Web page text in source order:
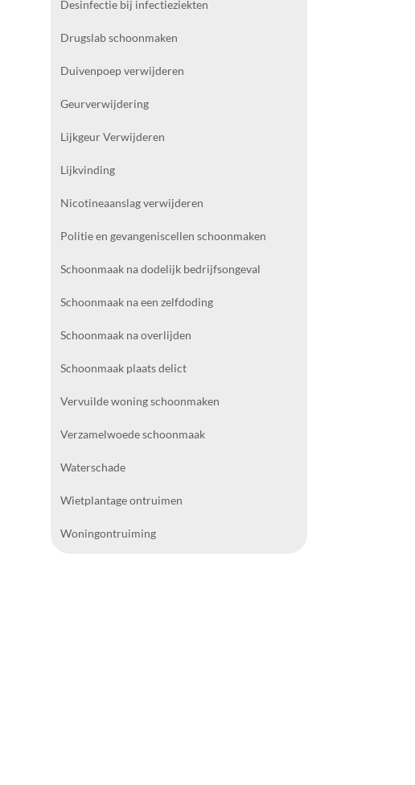
Desinfectie bij infectieziekten
Drugslab schoonmaken
Duivenpoep verwijderen
Geurverwijdering
Lijkgeur Verwijderen
Lijkvinding
Nicotineaanslag verwijderen
Politie en gevangeniscellen schoonmaken
Schoonmaak na dodelijk bedrijfsongeval
Schoonmaak na een zelfdoding
Schoonmaak na overlijden
Schoonmaak plaats delict
Vervuilde woning schoonmaken
Verzamelwoede schoonmaak
Waterschade
Wietplantage ontruimen
Woningontruiming